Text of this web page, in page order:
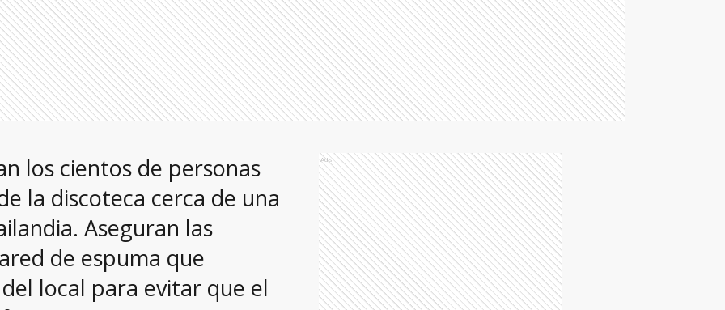
los cientos de personas
la discoteca cerca de una
Aseguran las
de espuma que
local para evitar que el
Ads